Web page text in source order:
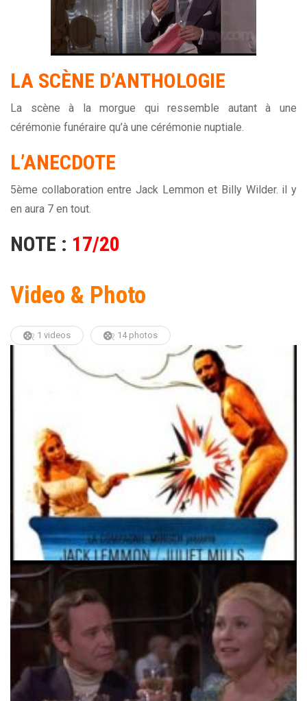
LA SCÈNE D’ANTHOLOGIE
La scène à la morgue qui ressemble autant à une
cérémonie funéraire qu’à une cérémonie nuptiale.
L’ANECDOTE
5ème collaboration entre Jack Lemmon et Billy Wilder. il y
en aura 7 en tout.
NOTE : 17/20
Video & Photo
1 videos 14 photos